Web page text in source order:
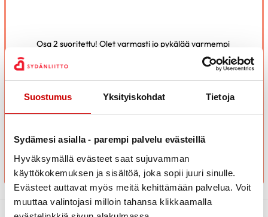
Suostumus Yksityiskohdat Tietoja
Sydämesi asialla - parempi palvelu evästeillä
Hyväksymällä evästeet saat sujuvamman
käyttökokemuksen ja sisältöä, joka sopii juuri sinulle.
Evästeet auttavat myös meitä kehittämään palvelua. Voit
muuttaa valintojasi milloin tahansa klikkaamalla
Osa 2 suoritettu! Olet varmasti jo pykälää varmempi
materiaaliin tarkistamaan tietosi.
Siihen pääset tutustumaantäältä.